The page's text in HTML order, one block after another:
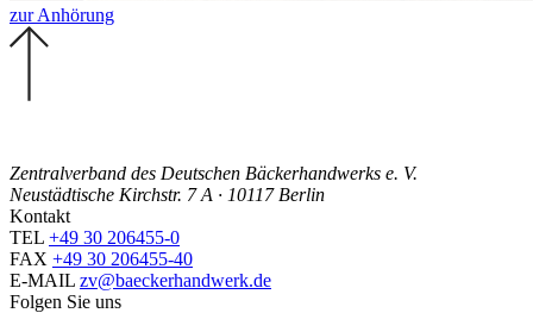
zur Anhörung
Zentralverband des Deutschen Bäckerhandwerks e. V.
Neustädtische Kirchstr. 7 A · 10117 Berlin
Kontakt
TEL +49 30 206455-0
FAX +49 30 206455-40
E-MAIL zv@baeckerhandwerk.de
Folgen Sie uns